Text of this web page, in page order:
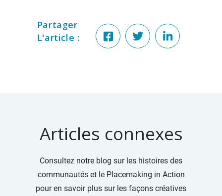
Partager
L'article :
Articles connexes
Consultez notre blog sur les histoires des
communautés et le Placemaking in Action
pour en savoir plus sur les façons créatives